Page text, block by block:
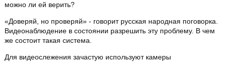
можно ли ей верить?
«Доверяй, но проверяй» - говорит русская народная поговорка.
Видеонаблюдение в состоянии разрешить эту проблему. В чем
же состоит такая система.
Для видеослежения зачастую используют камеры